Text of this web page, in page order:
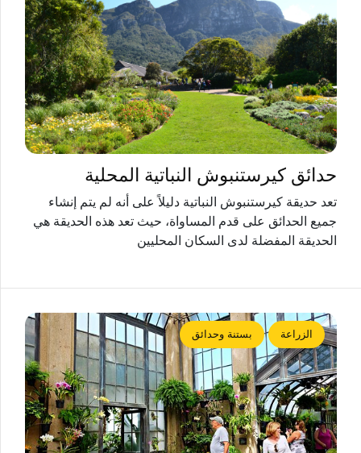
حدائق كيرستنبوش النباتية المحلية
تعد حديقة كيرستنبوش النباتية دليلاً على أنه لم يتم إنشاء
جميع الحدائق على قدم المساواة، حيث تعد هذه الحديقة هي
الحديقة المفضلة لدى السكان المحليين
الزراعة بستنة وحدائق